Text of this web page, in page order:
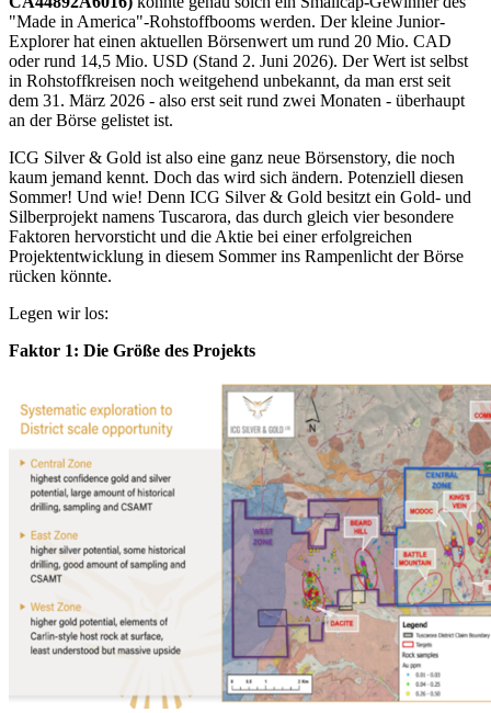
"Made in America"-Rohstoffbooms werden. Der kleine Junior-
Explorer hat einen aktuellen Börsenwert um rund 20 Mio. CAD
oder rund 14,5 Mio. USD (Stand 2. Juni 2026). Der Wert ist selbst
in Rohstoffkreisen noch weitgehend unbekannt, da man erst seit
dem 31. März 2026 - also erst seit rund zwei Monaten - überhaupt
an der Börse gelistet ist.
ICG Silver & Gold ist also eine ganz neue Börsenstory, die noch
kaum jemand kennt. Doch das wird sich ändern. Potenziell diesen
Sommer! Und wie! Denn ICG Silver & Gold besitzt ein Gold- und
Silberprojekt namens Tuscarora, das durch gleich vier besondere
Faktoren hervorsticht und die Aktie bei einer erfolgreichen
Projektentwicklung in diesem Sommer ins Rampenlicht der Börse
rücken könnte.
Legen wir los:
Faktor 1: Die Größe des Projekts